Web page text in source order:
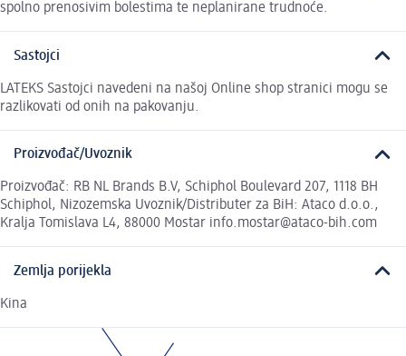
spolno prenosivim bolestima te neplanirane trudnoće.
Sastojci
LATEKS Sastojci navedeni na našoj Online shop stranici mogu se
razlikovati od onih na pakovanju.
Proizvođač/Uvoznik
Proizvođač: RB NL Brands B.V, Schiphol Boulevard 207, 1118 BH
Schiphol, Nizozemska Uvoznik/Distributer za BiH: Ataco d.o.o.,
Kralja Tomislava L4, 88000 Mostar info.mostar@ataco-bih.com
Zemlja porijekla
Kina